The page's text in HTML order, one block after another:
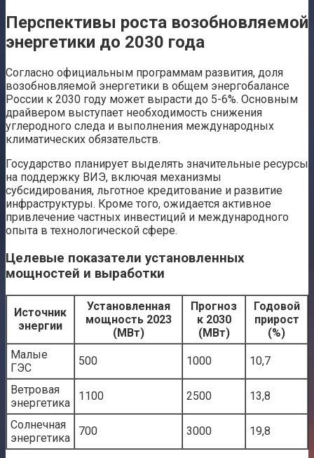
Перспективы роста возобновляемой
энергетики до 2030 года
Согласно официальным программам развития, доля
возобновляемой энергетики в общем энергобалансе
России к 2030 году может вырасти до 5-6%. Основным
драйвером выступает необходимость снижения
углеродного следа и выполнения международных
климатических обязательств.
Государство планирует выделять значительные ресурсы
на поддержку ВИЭ, включая механизмы
субсидирования, льготное кредитование и развитие
инфраструктуры. Кроме того, ожидается активное
привлечение частных инвестиций и международного
опыта в технологической сфере.
Целевые показатели установленных
мощностей и выработки
Источник
энергии
Установленная
мощность 2023
(МВт)
Прогноз
к 2030
(МВт)
Годовой
прирост
(%)
Малые
ГЭС
500 1000 10,7
Ветровая
энергетика
1100 2500 13,8
Солнечная
энергетика
700 3000 19,8